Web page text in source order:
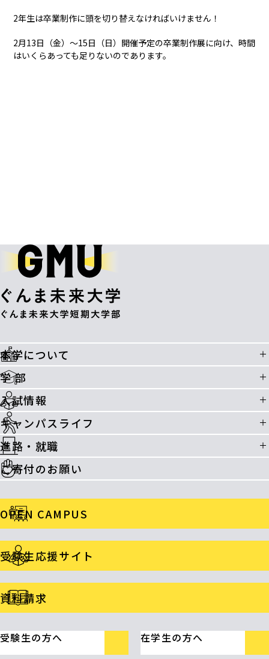
2年生は卒業制作に頭を切り替えなければいけません！
2月13日（金）～15日（日）開催予定の卒業制作展に向け、時間
はいくらあっても足りないのであります。
本学について
学 部
入試情報
キャンパスライフ
進路・就職
ご寄付のお願い
OPEN CAMPUS
受験生応援サイト
資料請求
受験生の方へ 在学生の方へ